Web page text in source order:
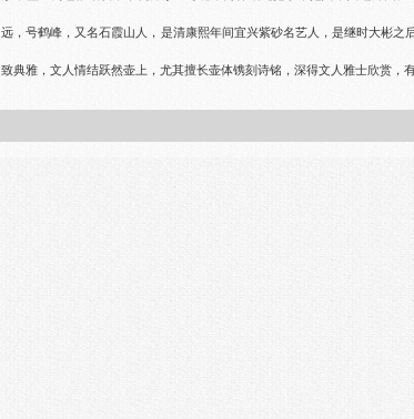
远，号鹤峰，又名石霞山人，是清康熙年间宜兴紫砂名艺人，是继时大彬之
致典雅，文人情结跃然壶上，尤其擅长壶体镌刻诗铭，深得文人雅士欣赏，有